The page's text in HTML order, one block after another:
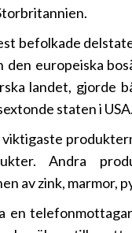
befolkade
europeiska
landet, gjorde
staten i USA.
Andra
av zink, marmor,
en